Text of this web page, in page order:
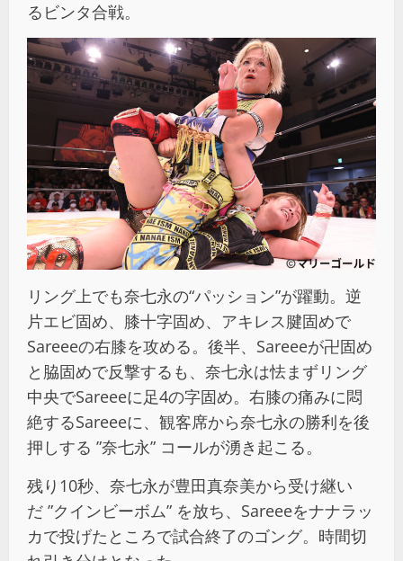
るビンタ合戦。
リング上でも奈七永の“パッション”が躍動。逆
片エビ固め、膝十字固め、アキレス腱固めで
Sareeeの右膝を攻める。後半、Sareeeが卍固め
と脇固めで反撃するも、奈七永は怯まずリング
中央でSareeeに足4の字固め。右膝の痛みに悶
絶するSareeeに、観客席から奈七永の勝利を後
押しする ”奈七永” コールが湧き起こる。
残り10秒、奈七永が豊田真奈美から受け継い
だ ”クインビーボム” を放ち、Sareeeをナナラッ
カで投げたところで試合終了のゴング。時間切